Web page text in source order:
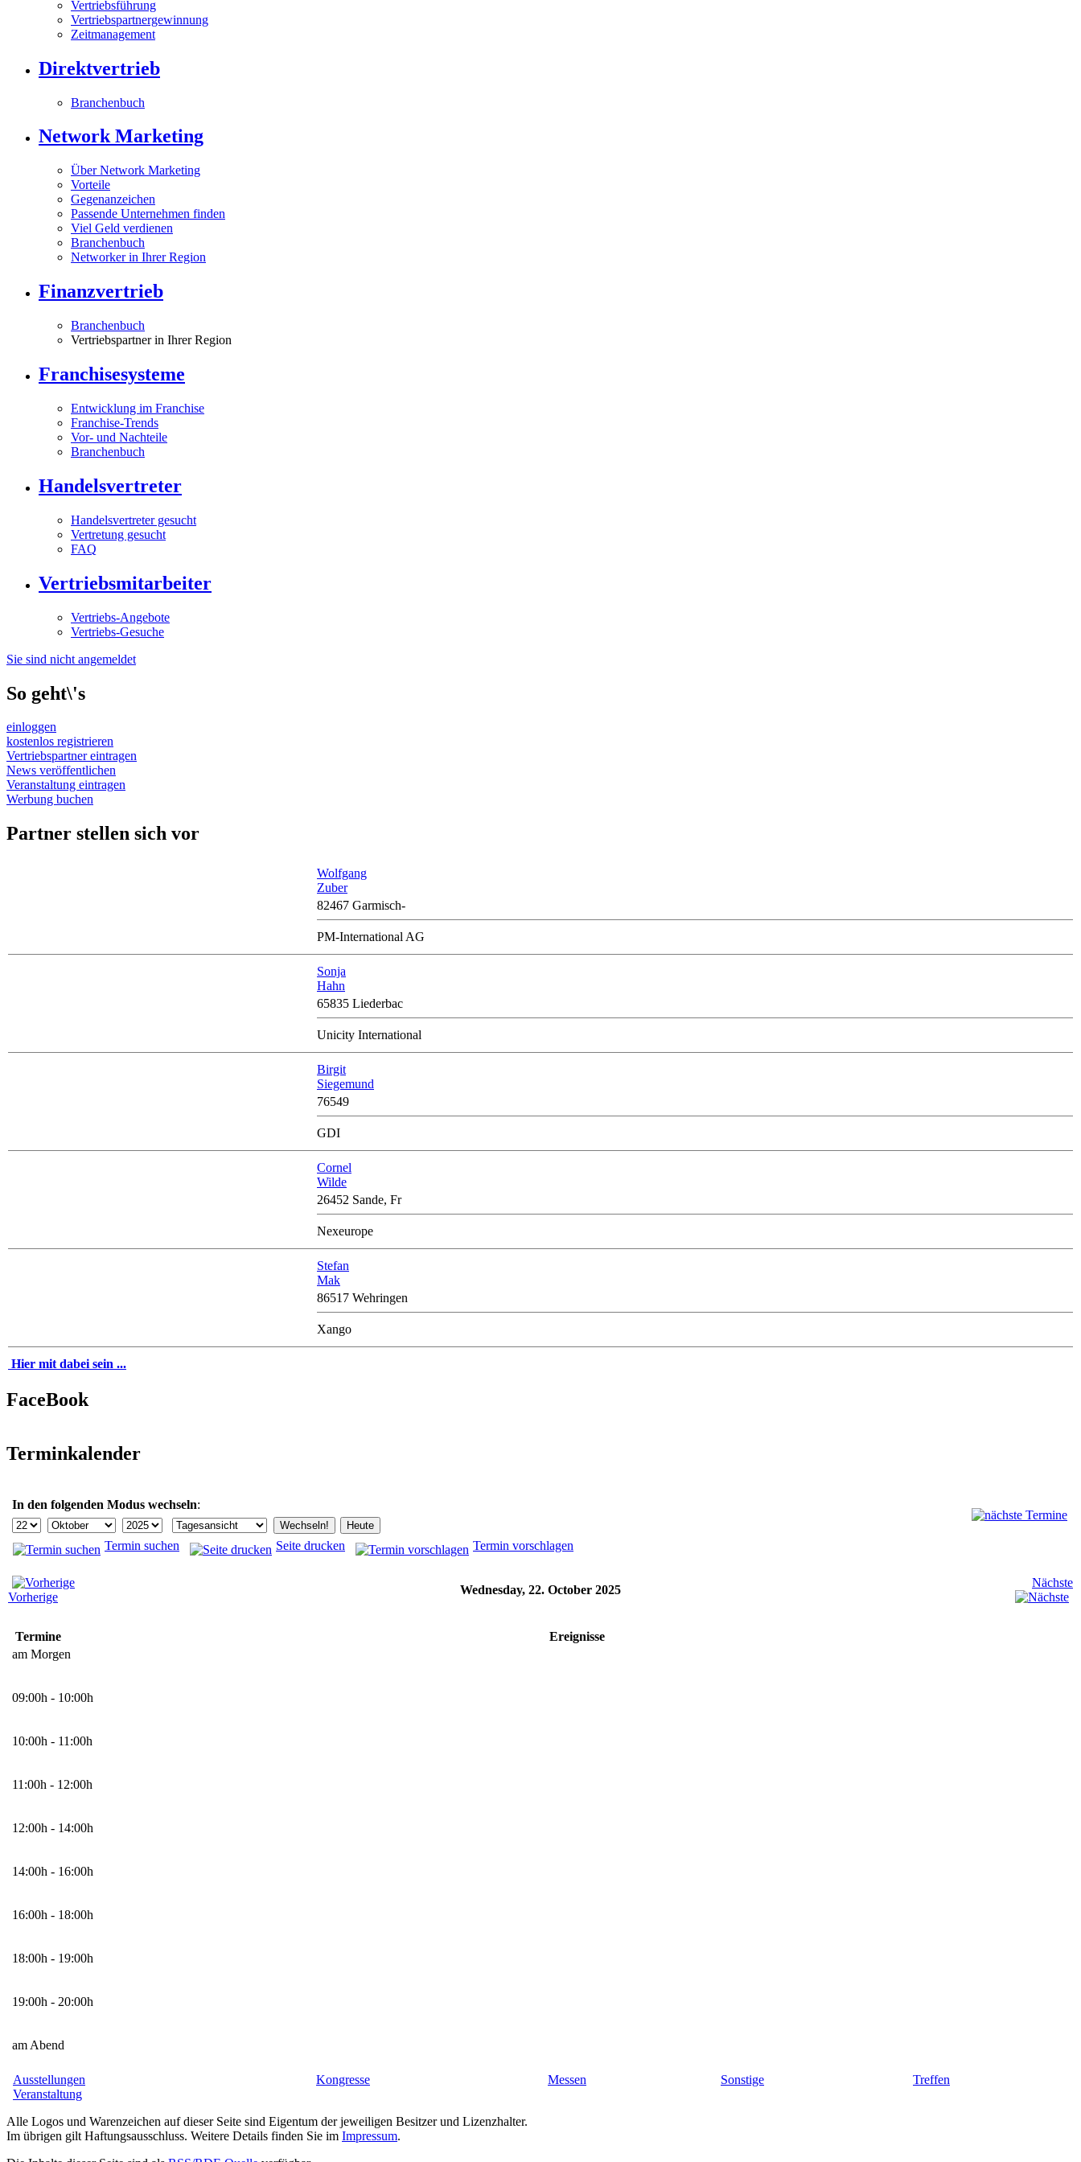
Vertriebsführung
Vertriebspartnergewinnung
Zeitmanagement
Direktvertrieb
Branchenbuch
Network Marketing
Über Network Marketing
Vorteile
Gegenanzeichen
Passende Unternehmen finden
Viel Geld verdienen
Branchenbuch
Networker in Ihrer Region
Finanzvertrieb
Branchenbuch
Vertriebspartner in Ihrer Region
Franchisesysteme
Entwicklung im Franchise
Franchise-Trends
Vor- und Nachteile
Branchenbuch
Handelsvertreter
Handelsvertreter gesucht
Vertretung gesucht
FAQ
Vertriebsmitarbeiter
Vertriebs-Angebote
Vertriebs-Gesuche
Sie sind nicht angemeldet
So geht\'s
einloggen
kostenlos registrieren
Vertriebspartner eintragen
News veröffentlichen
Veranstaltung eintragen
Werbung buchen
Partner stellen sich vor
Wolfgang
Zuber
82467 Garmisch-
PM-International AG
Sonja
Hahn
65835 Liederbac
Unicity International
Birgit
Siegemund
76549
GDI
Cornel
Wilde
26452 Sande, Fr
Nexeurope
Stefan
Mak
86517 Wehringen
Xango
Hier mit dabei sein ...
FaceBook
Terminkalender
In den folgenden Modus wechseln:
Termin suchen Seite drucken Termin vorschlagen
Vorherige
Wednesday, 22. October 2025
Nächste
Termine
am Morgen
09:00h - 10:00h
10:00h - 11:00h
11:00h - 12:00h
12:00h - 14:00h
14:00h - 16:00h
16:00h - 18:00h
18:00h - 19:00h
19:00h - 20:00h
am Abend
Ereignisse
Ausstellungen Kongresse Messen Sonstige
Treffen
Veranstaltung
Alle Logos und Warenzeichen auf dieser Seite sind Eigentum der jeweiligen Besitzer und Lizenzhalter.
Im übrigen gilt Haftungsausschluss. Weitere Details finden Sie im Impressum.